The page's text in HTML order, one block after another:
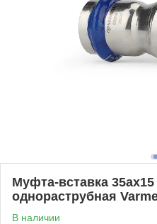
Муфта-вставка
однораструбная
В наличии